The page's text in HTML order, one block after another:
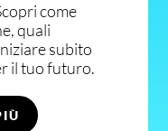
come
quali
subito
il tuo futuro.